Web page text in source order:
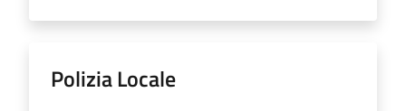
Polizia Locale